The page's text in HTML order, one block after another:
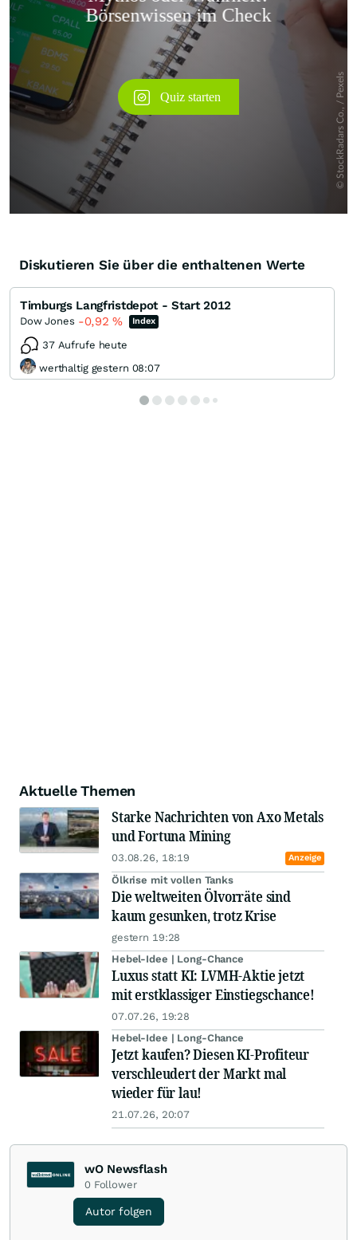
Diskutieren Sie über die enthaltenen Werte
Timburgs Langfristdepot - Start 2012
Dow Jones -0,92% Index
37 Aufrufe heute
werthaltig gestern 08:07
Aktuelle Themen
Starke Nachrichten von Axo Metals
und Fortuna Mining
03.08.26, 18:19 Anzeige
Ölkrise mit vollen Tanks
Die weltweiten Ölvorräte sind
kaum gesunken, trotz Krise
gestern 19:28
Hebel-Idee | Long-Chance
Luxus statt KI: LVMH-Aktie jetzt
mit erstklassiger Einstiegschance!
07.07.26, 19:28
Hebel-Idee | Long-Chance
Jetzt kaufen? Diesen KI-Profiteur
verschleudert der Markt mal
wieder für lau!
21.07.26, 20:07
wO Newsflash
0 Follower
Autor folgen